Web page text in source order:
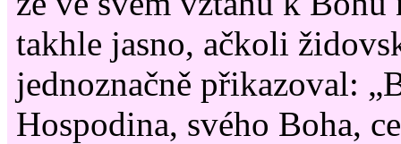
takhle jasno, ačkoli
jednoznačně přikazoval:
Hospodina, svého Boha,